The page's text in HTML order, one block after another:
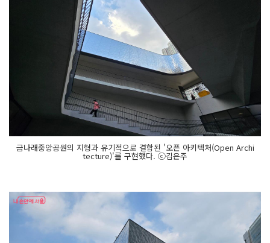
금나래중앙공원의 지형과 유기적으로 결합된 '오픈 아키텍처(Open Archi
tecture)'를 구현했다. ⓒ김은주